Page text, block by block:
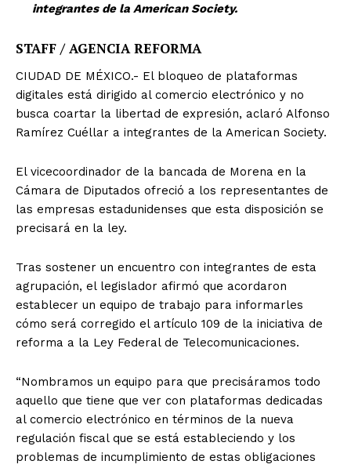
integrantes de la American Society.
STAFF / AGENCIA REFORMA
CIUDAD DE MÉXICO.- El bloqueo de plataformas
digitales está dirigido al comercio electrónico y no
busca coartar la libertad de expresión, aclaró Alfonso
Ramírez Cuéllar a integrantes de la American Society.
El vicecoordinador de la bancada de Morena en la
Cámara de Diputados ofreció a los representantes de
las empresas estadunidenses que esta disposición se
precisará en la ley.
Tras sostener un encuentro con integrantes de esta
agrupación, el legislador afirmó que acordaron
establecer un equipo de trabajo para informarles
cómo será corregido el artículo 109 de la iniciativa de
reforma a la Ley Federal de Telecomunicaciones.
“Nombramos un equipo para que precisáramos todo
aquello que tiene que ver con plataformas dedicadas
al comercio electrónico en términos de la nueva
regulación fiscal que se está estableciendo y los
problemas de incumplimiento de estas obligaciones